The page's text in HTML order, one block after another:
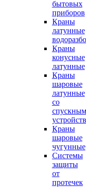
бытовых
приборов
Краны
латунные
Краны
конусные
латунные
Краны
шаровые
латунные
со
спускным
Краны
шаровые
чугунные
Системы
защиты
от
протечек